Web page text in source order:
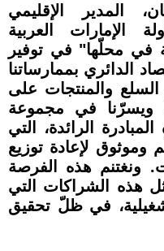
المدير الإقليمي
الإمارات العربية
في محلّها" في توفير
الدائري بممارساتنا
السلع والمنتجات على
ويسرّنا في مجموعة
الرائدة، التي
وموثوق لإعادة توزيع
ونغتنم هذه الفرصة
هذه الشراكات التي
في ظلّ تحقيق